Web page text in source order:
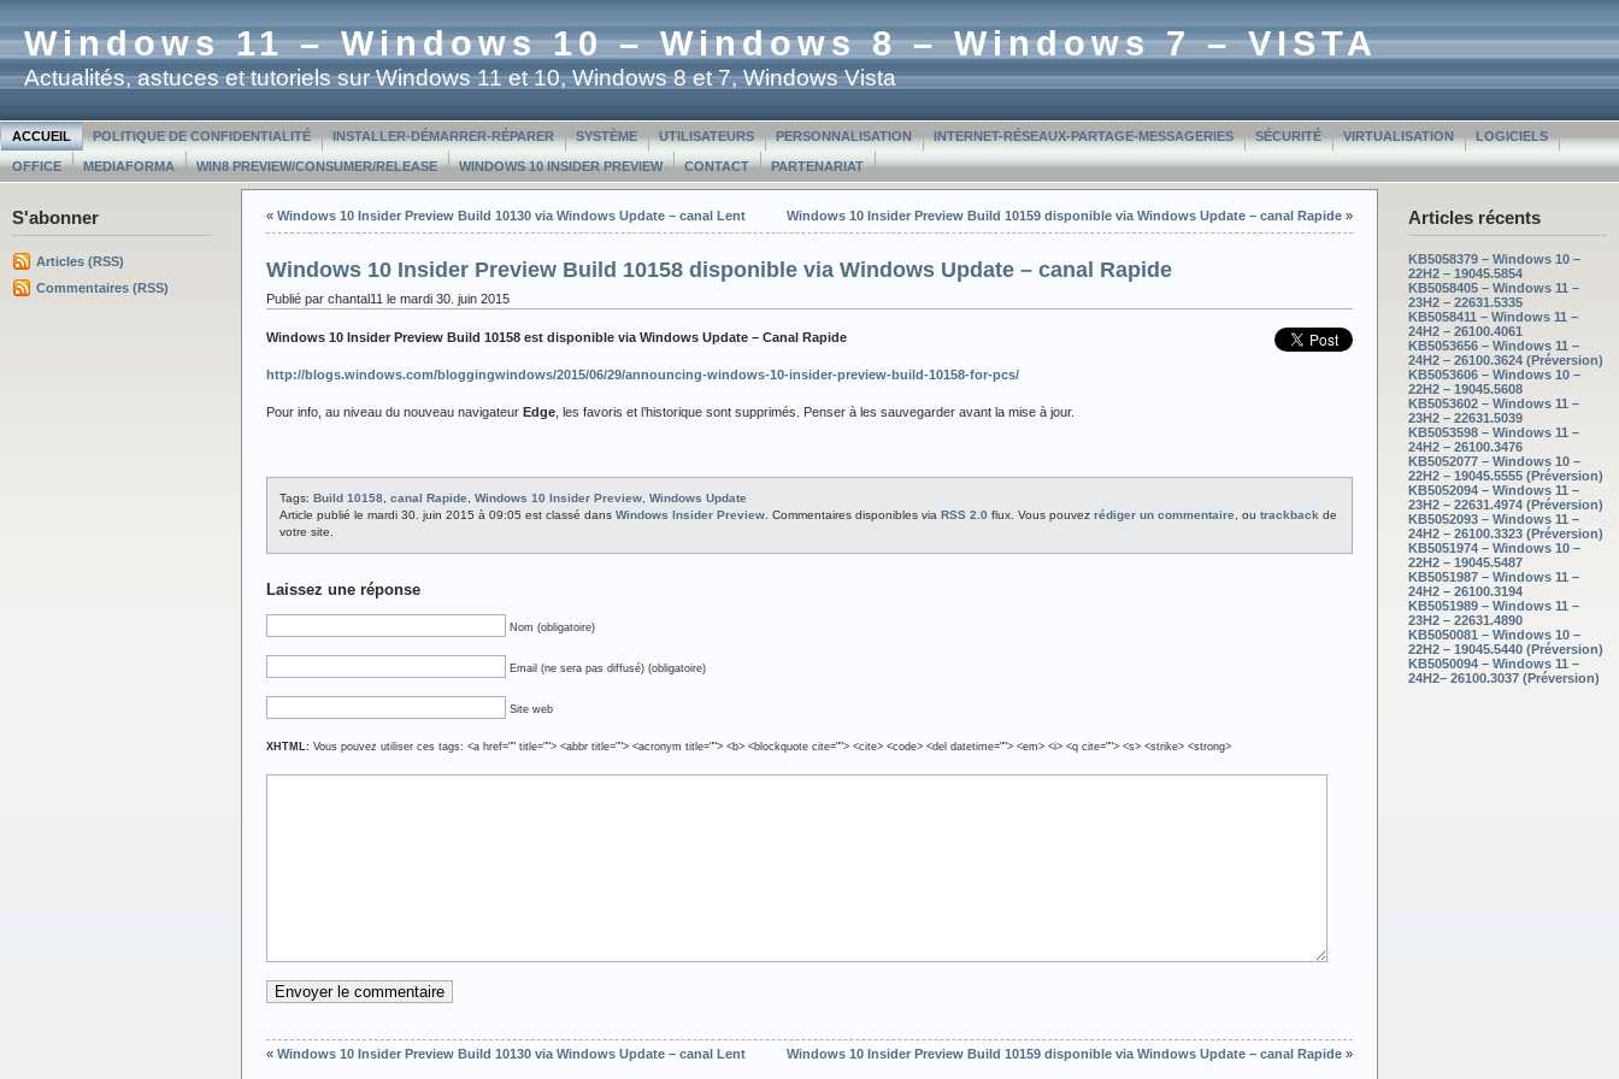
Windows 11 – Windows 10 – Windows 8 – Windows 7 – VISTA
Actualités, astuces et tutoriels sur Windows 11 et 10, Windows 8 et 7, Windows Vista
ACCUEIL POLITIQUE DE CONFIDENTIALITÉ INSTALLER-DÉMARRER-RÉPARER SYSTÈME UTILISATEURS PERSONNALISATION INTERNET-RÉSEAUX-PARTAGE-MESSAGERIES SÉCURITÉ VIRTUALISATION LOGICIELS
OFFICE MEDIAFORMA WIN8 PREVIEW/CONSUMER/RELEASE WINDOWS 10 INSIDER PREVIEW CONTACT PARTENARIAT
S'abonner
Articles (RSS)
Commentaires (RSS)
Articles récents
KB5058379 – Windows 10 –
22H2 – 19045.5854
KB5058405 – Windows 11 –
23H2 – 22631.5335
KB5058411 – Windows 11 –
24H2 – 26100.4061
KB5053656 – Windows 11 –
24H2 – 26100.3624 (Préversion)
KB5053606 – Windows 10 –
22H2 – 19045.5608
KB5053602 – Windows 11 –
23H2 – 22631.5039
KB5053598 – Windows 11 –
24H2 – 26100.3476
KB5052077 – Windows 10 –
22H2 – 19045.5555 (Préversion)
KB5052094 – Windows 11 –
23H2 – 22631.4974 (Préversion)
KB5052093 – Windows 11 –
24H2 – 26100.3323 (Préversion)
KB5051974 – Windows 10 –
22H2 – 19045.5487
KB5051987 – Windows 11 –
24H2 – 26100.3194
KB5051989 – Windows 11 –
23H2 – 22631.4890
KB5050081 – Windows 10 –
22H2 – 19045.5440 (Préversion)
KB5050094 – Windows 11 –
24H2– 26100.3037 (Préversion)
« Windows 10 Insider Preview Build 10130 via Windows Update – canal Lent Windows 10 Insider Preview Build 10159 disponible via Windows Update – canal Rapide »
Windows 10 Insider Preview Build 10158 disponible via Windows Update – canal Rapide
Publié par chantal11 le mardi 30. juin 2015
Windows 10 Insider Preview Build 10158 est disponible via Windows Update – Canal Rapide
http://blogs.windows.com/bloggingwindows/2015/06/29/announcing-windows-10-insider-preview-build-10158-for-pcs/
Pour info, au niveau du nouveau navigateur Edge , les favoris et l’historique sont supprimés. Penser à les sauvegarder avant la mise à jour.
Tags: Build 10158 canal Rapide Windows 10 Insider Preview Windows Update
Article publié le mardi 30. juin 2015 à 09:05 est classé dans Windows Insider Preview . Commentaires disponibles via RSS 2.0 flux. Vous pouvez rédiger un commentaire , ou trackback de
votre site.
Laissez une réponse
Nom (obligatoire)
Email (ne sera pas diffusé) (obligatoire)
Site web
XHTML: Vous pouvez utiliser ces tags: <a href="" title=""> <abbr title=""> <acronym title=""> <b> <blockquote cite=""> <cite> <code> <del datetime=""> <em> <i> <q cite=""> <s> <strike> <strong>
« Windows 10 Insider Preview Build 10130 via Windows Update – canal Lent Windows 10 Insider Preview Build 10159 disponible via Windows Update – canal Rapide »